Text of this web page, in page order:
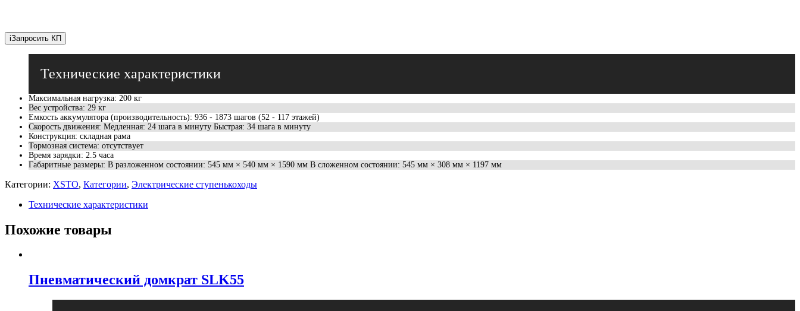
iЗапросить КП
Максимальная нагрузка: 200 кг
Вес устройства: 29 кг
Емкость аккумулятора (производительность): 936 - 1873 шагов (52 - 117 этажей)
Скорость движения: Медленная: 24 шага в минуту Быстрая: 34 шага в минуту
Конструкция: складная рама
Тормозная система: отсутствует
Время зарядки: 2.5 часа
Габаритные размеры: В разложенном состоянии: 545 мм × 540 мм × 1590 мм В сложенном состоянии: 545 мм × 308 мм × 1197 мм
Категории: XSTO, Категории, Электрические ступенькоходы
Технические характеристики
Похожие товары
Пневматический домкрат SLK55